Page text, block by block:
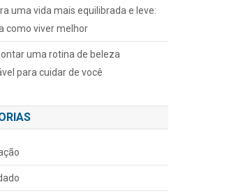
uma vida mais equilibrada e leve:
como viver melhor
uma rotina de beleza
para cuidar de você